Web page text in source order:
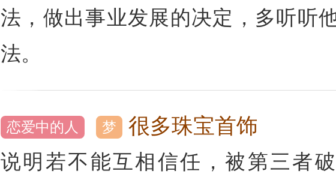
法，做出事业发展的决定，多听听
法。
恋爱中的人 梦 很多珠宝首饰
说明若不能互相信任，被第三者